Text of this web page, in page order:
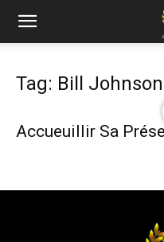
Tag: Bill Johnson
Accueuillir Sa